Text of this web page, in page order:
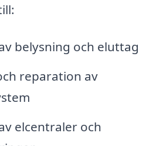
belysning och eluttag
reparation av
elcentraler och